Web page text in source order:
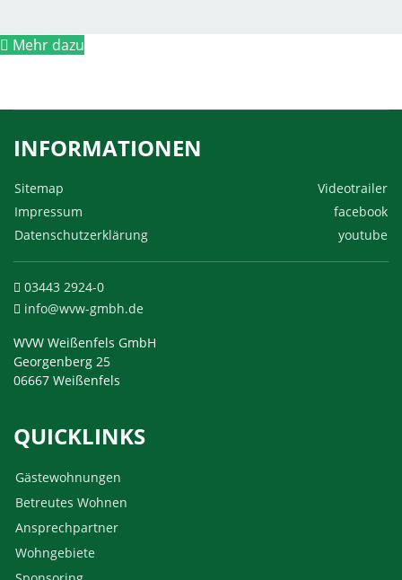
Mehr dazu
INFORMATIONEN
Sitemap
Videotrailer
Impressum
facebook
Datenschutzerklärung
youtube
03443 2924-0
info@wvw-gmbh.de
WVW Weißenfels GmbH
Georgenberg 25
06667 Weißenfels
QUICKLINKS
Gästewohnungen
Betreutes Wohnen
Ansprechpartner
Wohngebiete